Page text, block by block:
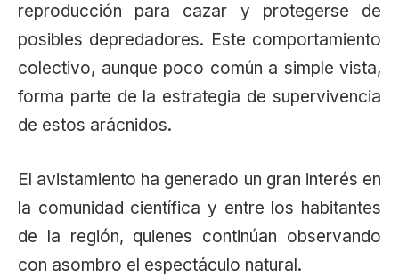
reproducción para cazar y protegerse de
posibles depredadores. Este comportamiento
colectivo, aunque poco común a simple vista,
forma parte de la estrategia de supervivencia
de estos arácnidos.
El avistamiento ha generado un gran interés en
la comunidad científica y entre los habitantes
de la región, quienes continúan observando
con asombro el espectáculo natural.